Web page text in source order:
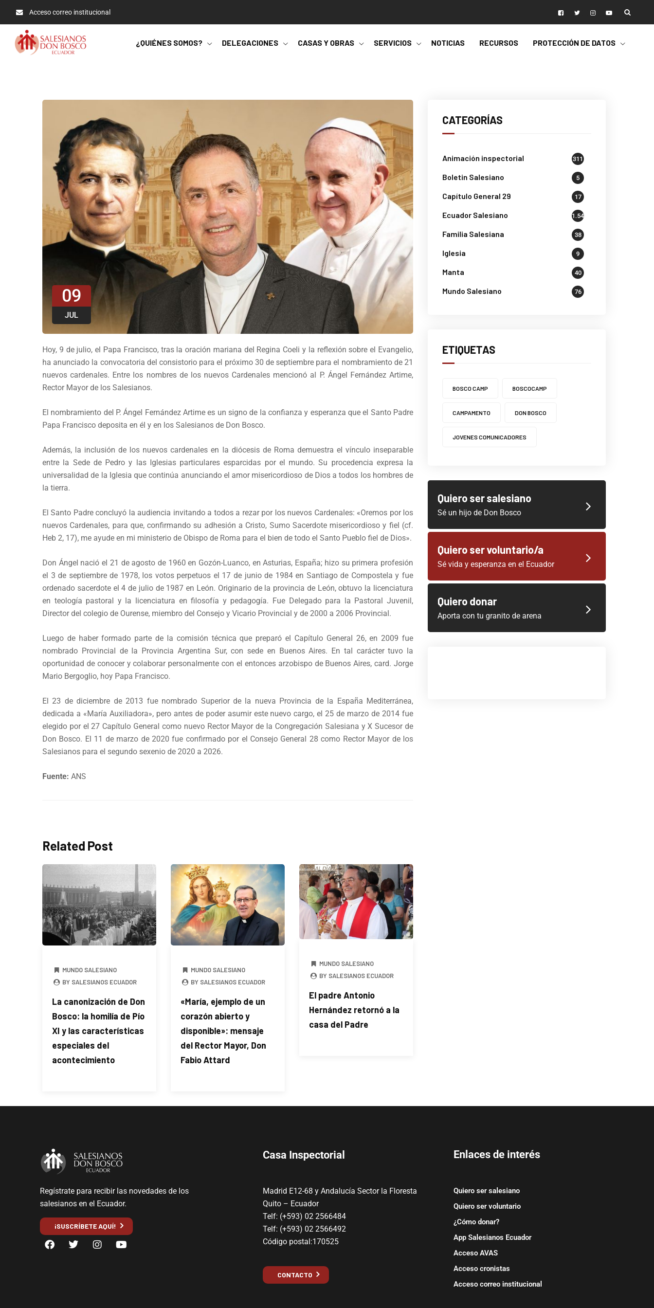
Acceso correo institucional
¿QUIÉNES SOMOS? DELEGACIONES CASAS Y OBRAS SERVICIOS NOTICIAS RECURSOS PROTECCIÓN DE DATOS
09
JUL
Hoy, 9 de julio, el Papa Francisco, tras la oración mariana del Regina Coeli y la reflexión sobre el Evangelio,
ha anunciado la convocatoria del consistorio para el próximo 30 de septiembre para el nombramiento de 21
nuevos cardenales. Entre los nombres de los nuevos Cardenales mencionó al P. Ángel Fernández Artime,
Rector Mayor de los Salesianos.
El nombramiento del P. Ángel Fernández Artime es un signo de la confianza y esperanza que el Santo Padre
Papa Francisco deposita en él y en los Salesianos de Don Bosco.
Además, la inclusión de los nuevos cardenales en la diócesis de Roma demuestra el vínculo inseparable
entre la Sede de Pedro y las Iglesias particulares esparcidas por el mundo. Su procedencia expresa la
universalidad de la Iglesia que continúa anunciando el amor misericordioso de Dios a todos los hombres de
la tierra.
El Santo Padre concluyó la audiencia invitando a todos a rezar por los nuevos Cardenales: «Oremos por los
nuevos Cardenales, para que, confirmando su adhesión a Cristo, Sumo Sacerdote misericordioso y fiel (cf.
Heb 2, 17), me ayude en mi ministerio de Obispo de Roma para el bien de todo el Santo Pueblo fiel de Dios».
Don Ángel nació el 21 de agosto de 1960 en Gozón-Luanco, en Asturias, España; hizo su primera profesión
el 3 de septiembre de 1978, los votos perpetuos el 17 de junio de 1984 en Santiago de Compostela y fue
ordenado sacerdote el 4 de julio de 1987 en León. Originario de la provincia de León, obtuvo la licenciatura
en teología pastoral y la licenciatura en filosofía y pedagogía. Fue Delegado para la Pastoral Juvenil,
Director del colegio de Ourense, miembro del Consejo y Vicario Provincial y de 2000 a 2006 Provincial.
Luego de haber formado parte de la comisión técnica que preparó el Capítulo General 26, en 2009 fue
nombrado Provincial de la Provincia Argentina Sur, con sede en Buenos Aires. En tal carácter tuvo la
oportunidad de conocer y colaborar personalmente con el entonces arzobispo de Buenos Aires, card. Jorge
Mario Bergoglio, hoy Papa Francisco.
El 23 de diciembre de 2013 fue nombrado Superior de la nueva Provincia de la España Mediterránea,
dedicada a «María Auxiliadora», pero antes de poder asumir este nuevo cargo, el 25 de marzo de 2014 fue
elegido por el 27 Capítulo General como nuevo Rector Mayor de la Congregación Salesiana y X Sucesor de
Don Bosco. El 11 de marzo de 2020 fue confirmado por el Consejo General 28 como Rector Mayor de los
Salesianos para el segundo sexenio de 2020 a 2026.
Fuente: ANS
Related Post
MUNDO SALESIANO
BY SALESIANOS ECUADOR
La canonización de Don
Bosco: la homilía de Pío
XI y las características
especiales del
acontecimiento
MUNDO SALESIANO
BY SALESIANOS ECUADOR
«María, ejemplo de un
corazón abierto y
disponible»: mensaje
del Rector Mayor, Don
Fabio Attard
MUNDO SALESIANO
BY SALESIANOS ECUADOR
El padre Antonio
Hernández retornó a la
casa del Padre
CATEGORÍAS
Animación inspectorial 311
Boletin Salesiano 5
Capítulo General 29 17
Ecuador Salesiano 1.541
Familia Salesiana 38
Iglesia 9
Manta 40
Mundo Salesiano 76
ETIQUETAS
BOSCO CAMP BOSCOCAMP
CAMPAMENTO DON BOSCO
JOVENES COMUNICADORES
Quiero ser salesiano
Sé un hijo de Don Bosco
Quiero ser voluntario/a
Sé vida y esperanza en el Ecuador
Quiero donar
Aporta con tu granito de arena
Regístrate para recibir las novedades de los
salesianos en el Ecuador.
¡SUSCRÍBETE AQUÍ!
Casa Inspectorial
Madrid E12-68 y Andalucía Sector la Floresta
Quito – Ecuador
Telf: (+593) 02 2566484
Telf: (+593) 02 2566492
Código postal:170525
CONTACTO
Enlaces de interés
Quiero ser salesiano
Quiero ser voluntario
¿Cómo donar?
App Salesianos Ecuador
Acceso AVAS
Acceso cronistas
Acceso correo institucional